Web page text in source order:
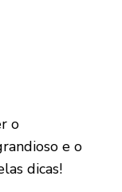
o
e o
dicas!